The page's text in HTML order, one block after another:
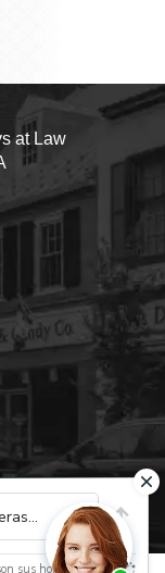
at Law
sus honorarios?